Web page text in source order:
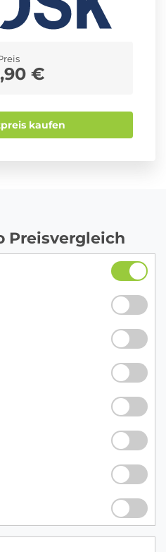
Zeitschriften Abo
News €
kaufen
Preisvergleich